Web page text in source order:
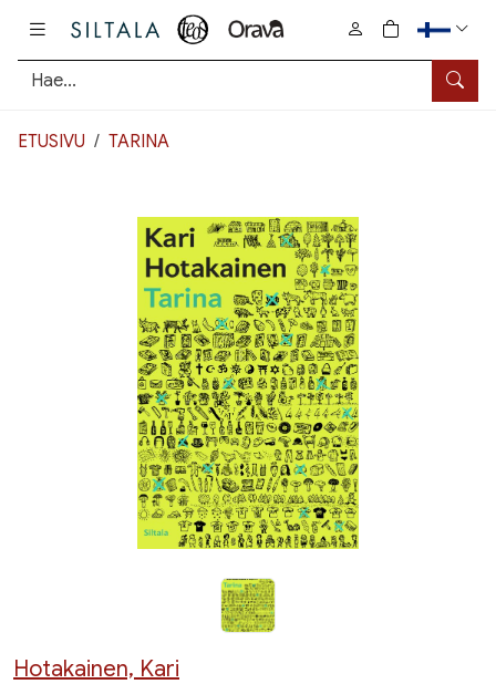
Hae
0
tuotetta
ETUSIVU TARINA
Hotakainen, Kari